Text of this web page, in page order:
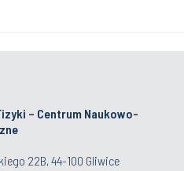
– Centrum Naukowo-
22B, 44-100 Gliwice